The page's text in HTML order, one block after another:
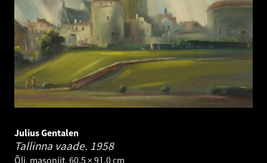
Julius Gentalen
Tallinna vaade. 1958
Õli, masoniit. 60.5 × 91.0 cm